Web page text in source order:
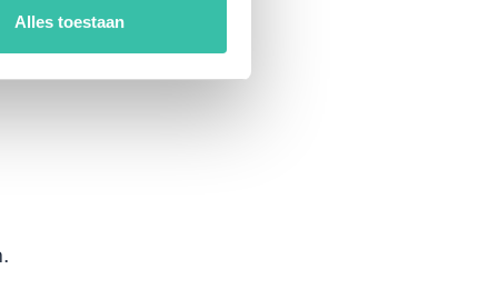
Alles toestaan